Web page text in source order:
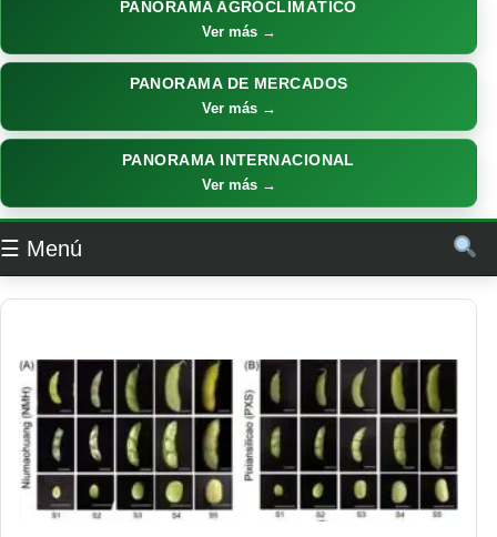
PANORAMA AGROCLIMÁTICO
Ver más →
PANORAMA DE MERCADOS
Ver más →
PANORAMA INTERNACIONAL
Ver más →
☰ Menú